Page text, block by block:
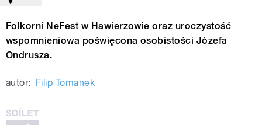
Folkorní NeFest w Hawierzowie oraz uroczystość
wspomnieniowa poświęcona osobistości Józefa
Ondrusza.
autor: Filip Tomanek